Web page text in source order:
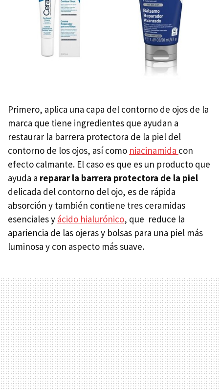
Primero, aplica una capa del contorno de ojos de la
marca que tiene ingredientes que ayudan a
restaurar la barrera protectora de la piel del
contorno de los ojos, así como niacinamida con
efecto calmante. El caso es que es un producto que
ayuda a reparar la barrera protectora de la piel
delicada del contorno del ojo, es de rápida
absorción y también contiene tres ceramidas
esenciales y ácido hialurónico, que reduce la
apariencia de las ojeras y bolsas para una piel más
luminosa y con aspecto más suave.